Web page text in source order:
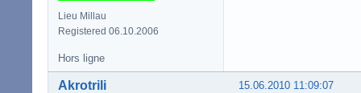
Lieu Millau
Registered 06.10.2006
Hors ligne
15.06.2010 11:09:07
Akrotrili